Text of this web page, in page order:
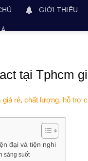
GIỚI THIỆU
tại Tphcm
đại và tiện nghi
sáng suốt